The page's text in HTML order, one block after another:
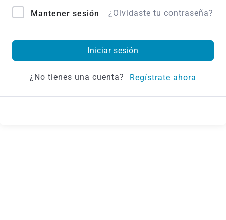
Mantener sesión ¿Olvidaste tu contraseña?
Iniciar sesión
¿No tienes una cuenta? Regístrate ahora